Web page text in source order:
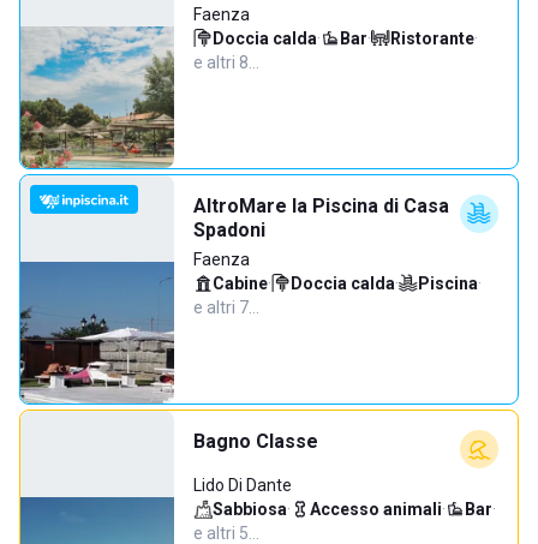
Faenza
Doccia calda· Bar· Ristorante·
e altri 8…
AltroMare la Piscina di Casa
Spadoni
Faenza
Cabine· Doccia calda· Piscina·
e altri 7…
Bagno Classe
Lido Di Dante
Sabbiosa· Accesso animali· Bar·
e altri 5…